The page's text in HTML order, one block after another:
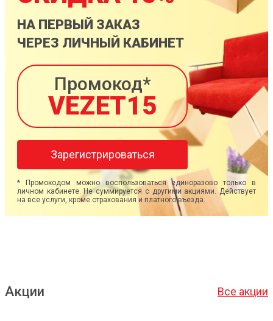
НА ПЕРВЫЙ ЗАКАЗ
ЧЕРЕЗ ЛИЧНЫЙ КАБИНЕТ
Промокод*
VEZET15
Зарегистрироваться
* Промокодом можно воспользоваться единоразово только в
личном кабинете. Не суммируется с другими акциями. Действует
на все услуги, кроме страхования и платного въезда.
Акции Все акции